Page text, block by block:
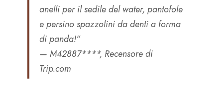
anelli per il sedile del water, pantofole
e persino spazzolini da denti a forma
di panda!”
— M42887****, Recensore di
Trip.com